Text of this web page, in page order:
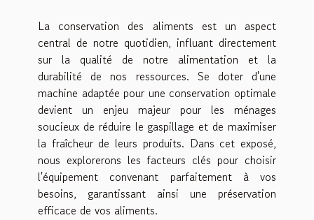
La conservation des aliments est un aspect
central de notre quotidien, influant directement
sur la qualité de notre alimentation et la
durabilité de nos ressources. Se doter d'une
machine adaptée pour une conservation optimale
devient un enjeu majeur pour les ménages
soucieux de réduire le gaspillage et de maximiser
la fraîcheur de leurs produits. Dans cet exposé,
nous explorerons les facteurs clés pour choisir
l'équipement convenant parfaitement à vos
besoins, garantissant ainsi une préservation
efficace de vos aliments.